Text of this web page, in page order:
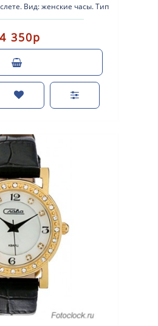
Вид: женские часы. Тип
кварцевый. Корп..
4 350р